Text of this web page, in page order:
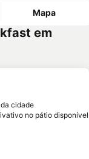
Mapa
em
favoritos
cidade
no pátio disponível